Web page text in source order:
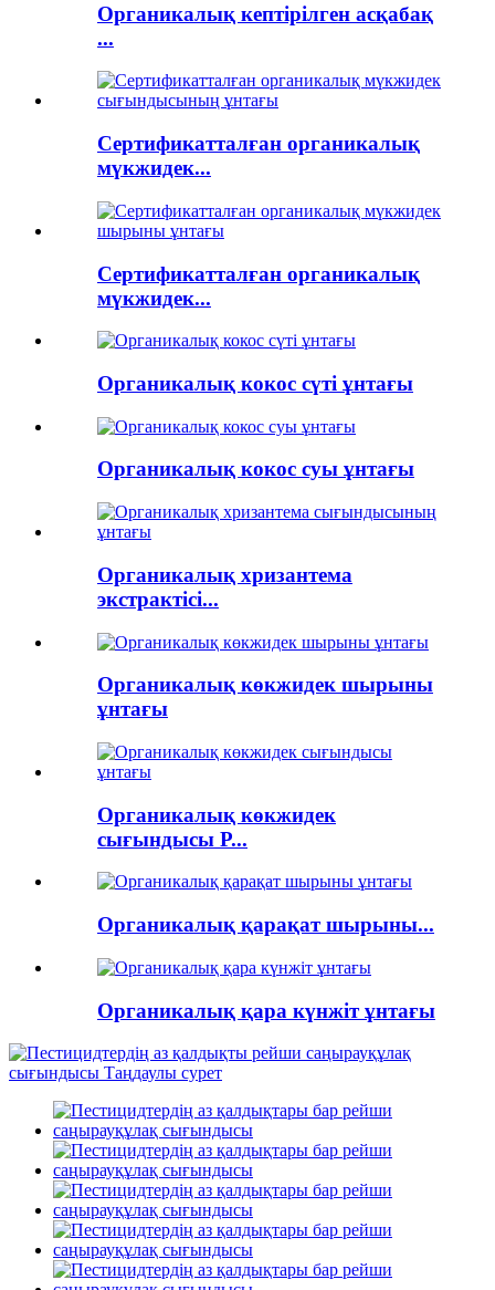
Органикалық кептірілген асқабақ
...
Сертификатталған органикалық
мүкжидек...
Сертификатталған органикалық
мүкжидек...
Органикалық кокос сүті ұнтағы
Органикалық кокос суы ұнтағы
Органикалық хризантема
экстрактісі...
Органикалық көкжидек шырыны
ұнтағы
Органикалық көкжидек
сығындысы P...
Органикалық қарақат шырыны...
Органикалық қара күнжіт ұнтағы